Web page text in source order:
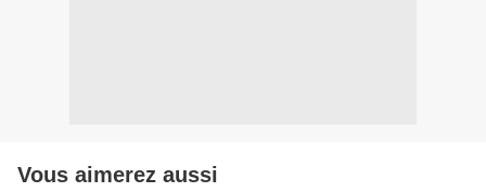
Vous aimerez aussi